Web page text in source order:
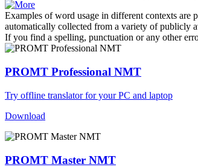
Examples of word usage in different contexts are
automatically collected from a variety of publicly
If you find a spelling, punctuation or any other
PROMT Professional NMT
Try offline translator for your PC and laptop
Download
PROMT Master NMT